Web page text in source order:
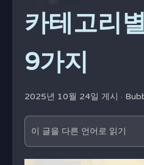
카테고리
9가지
2025년 10월 24일 게시 ·
이 글을 다른 언어로 읽기